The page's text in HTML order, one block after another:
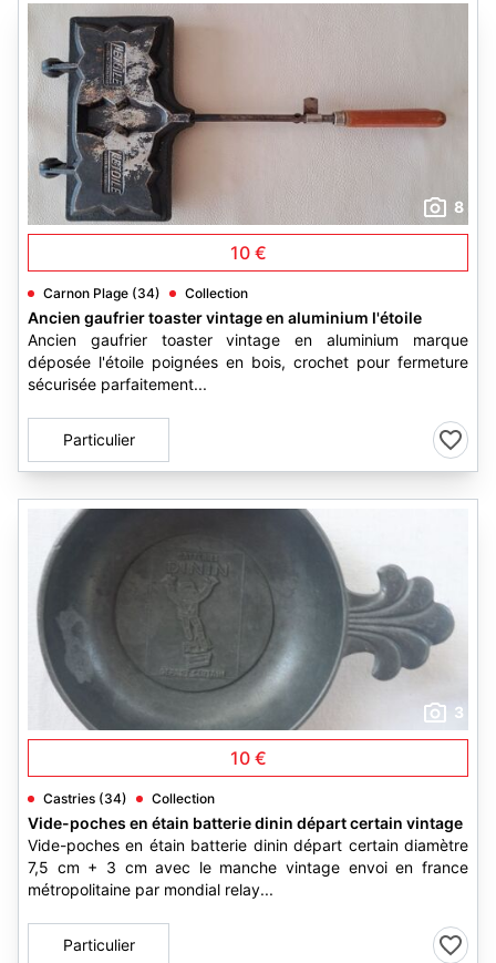
8
10 €
Carnon Plage (34) Collection
Ancien gaufrier toaster vintage en aluminium l'étoile
Ancien gaufrier toaster vintage en aluminium marque
déposée l'étoile poignées en bois, crochet pour fermeture
sécurisée parfaitement...
Particulier
3
10 €
Castries (34) Collection
Vide-poches en étain batterie dinin départ certain vintage
Vide-poches en étain batterie dinin départ certain diamètre
7,5 cm + 3 cm avec le manche vintage envoi en france
métropolitaine par mondial relay...
Particulier